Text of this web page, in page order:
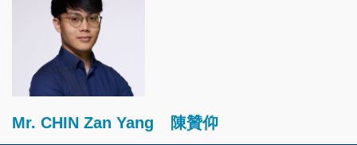
Mr. CHIN Zan Yang 陳贊仰